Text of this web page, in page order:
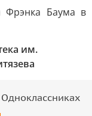
Фрэнка Баума в
им.